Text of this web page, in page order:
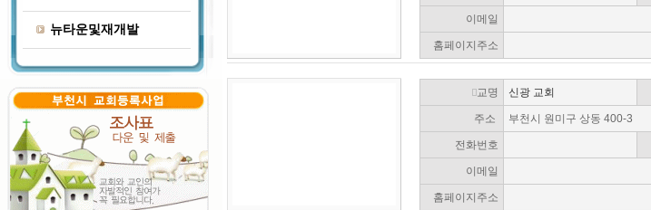
뉴타운및재개발
이메일
홈페이지주소
교명 신광 교회
주소 부천시 원미구 상동 400-3
전화번호
이메일
홈페이지주소